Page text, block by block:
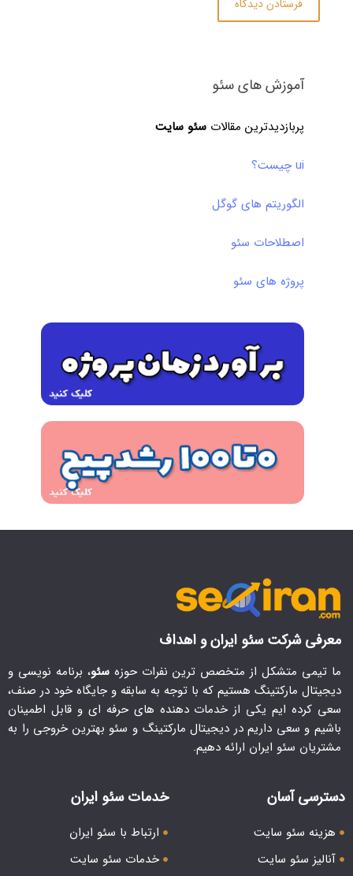
آموزش های سئو
پربازدیدترین مقالات سئو سایت
ui چیست؟
الگوریتم های گوگل
اصطلاحات سئو
پروژه های سئو
معرفی شرکت سئو ایران و اهداف
ما تیمی متشکل از متخصص ترین نفرات حوزه سئو، برنامه نویسی و
دیجیتال مارکتینگ هستیم که با توجه به سابقه و جایگاه خود در صنف،
سعی کرده ایم یکی از خدمات دهنده های حرفه ای و قابل اطمینان
باشیم و سعی داریم در دیجیتال مارکتینگ و سئو بهترین خروجی را به
مشتریان سئو ایران ارائه دهیم.
دسترسی آسان
هزینه سئو سایت
آنالیز سئو سایت
خدمات سئو ایران
ارتباط با سئو ایران
خدمات سئو سایت